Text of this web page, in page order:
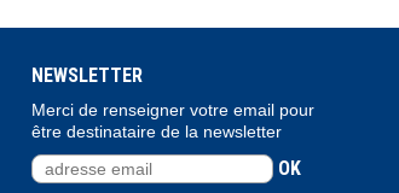
NEWSLETTER
Merci de renseigner votre email pour
être destinataire de la newsletter
OK